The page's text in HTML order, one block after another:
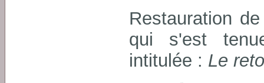
Restauration
qui s'est
intitulée : Le